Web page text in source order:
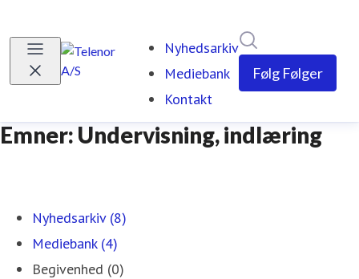
Nyhedsarkiv
Mediebank
Kontakt
Følg Følger
Emner: Undervisning, indlæring
Nyhedsarkiv (8)
Mediebank (4)
Begivenhed (0)